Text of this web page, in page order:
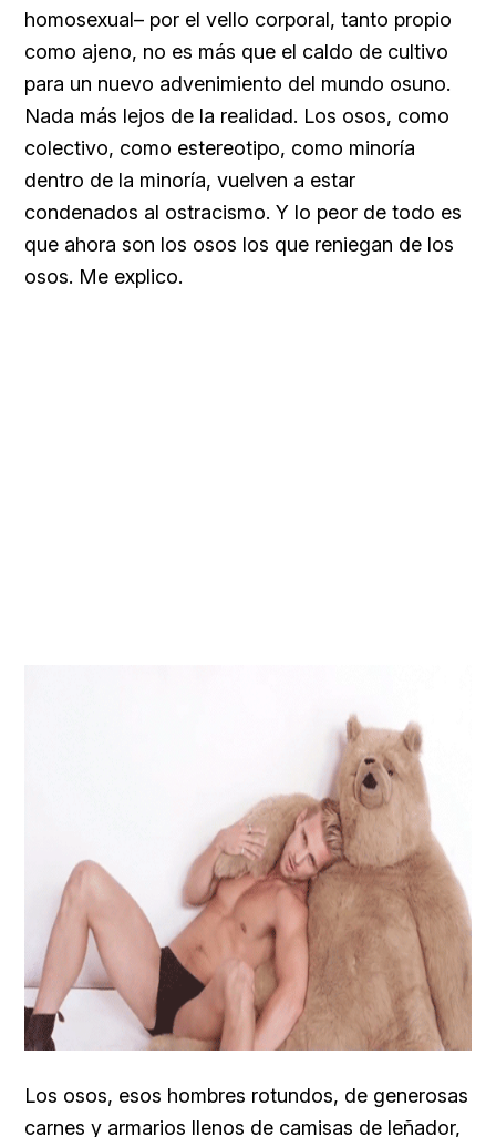
homosexual– por el vello corporal, tanto propio
como ajeno, no es más que el caldo de cultivo
para un nuevo advenimiento del mundo osuno.
Nada más lejos de la realidad. Los osos, como
colectivo, como estereotipo, como minoría
dentro de la minoría, vuelven a estar
condenados al ostracismo. Y lo peor de todo es
que ahora son los osos los que reniegan de los
osos. Me explico.
Los osos, esos hombres rotundos, de generosas
carnes y armarios llenos de camisas de leñador,